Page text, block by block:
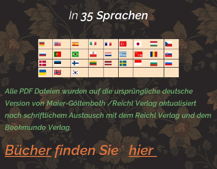
In35 Sprachen
Alle PDF Dateien wurden auf die ursprüngliche deutsche
Version von Maier-Göltenboth /Reichl Verlag aktualisiert
nach schriftlichem Austausch mit dem Reichl Verlag und dem
Bookmundo Verlag.
Bücherfinden Siehier